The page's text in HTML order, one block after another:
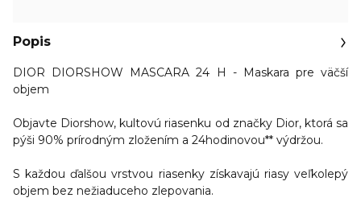
Popis
DIOR DIORSHOW MASCARA 24 H - Maskara pre väčší
objem
Objavte Diorshow, kultovú riasenku od značky Dior, ktorá sa
pýši 90% prírodným zložením a 24hodinovou** výdržou.
S každou ďalšou vrstvou riasenky získavajú riasy veľkolepý
objem bez nežiaduceho zlepovania.